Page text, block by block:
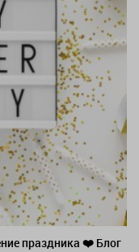
праздника ❤️ Блог